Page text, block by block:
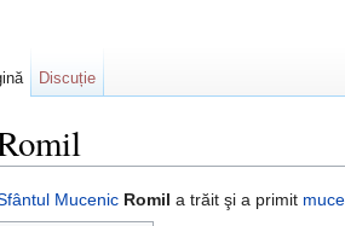
Mucenic Romil a trăit şi a primit
Discuție